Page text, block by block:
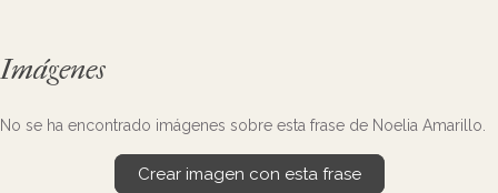
Imágenes
No se ha encontrado imágenes sobre esta frase de Noelia Amarillo.
Crear imagen con esta frase